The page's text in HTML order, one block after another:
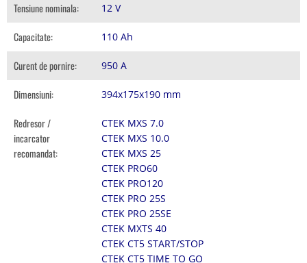
Tensiune nominala: 12 V
Capacitate: 110 Ah
Curent de pornire: 950 A
Dimensiuni: 394x175x190 mm
Redresor /
incarcator
recomandat:
CTEK MXS 7.0
CTEK MXS 10.0
CTEK MXS 25
CTEK PRO60
CTEK PRO120
CTEK PRO 25S
CTEK PRO 25SE
CTEK MXTS 40
CTEK CT5 START/STOP
CTEK CT5 TIME TO GO